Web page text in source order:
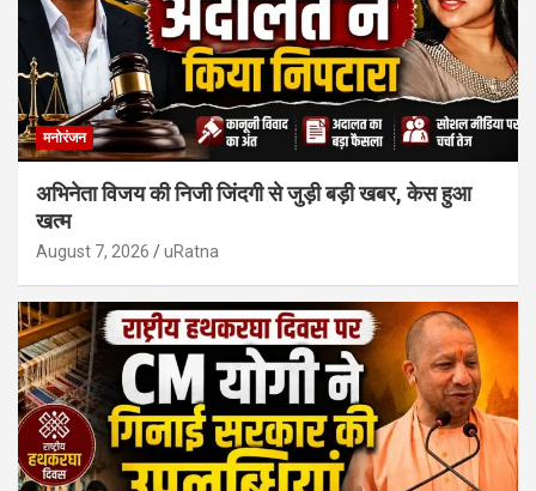
मनोरंजन
अभिनेता विजय की निजी जिंदगी से जुड़ी बड़ी खबर, केस हुआ
खत्म
August 7, 2026 uRatna